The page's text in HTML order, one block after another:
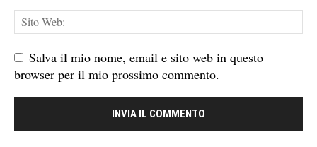
Salva il mio nome, email e sito web in questo
browser per il mio prossimo commento.